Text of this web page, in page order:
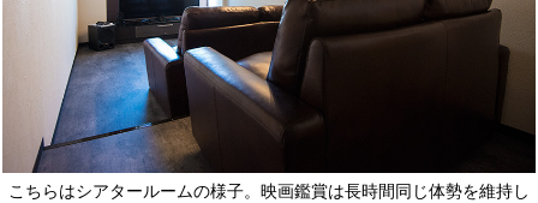
こちらはシアタールームの様子。映画鑑賞は長時間同じ体勢を維持し